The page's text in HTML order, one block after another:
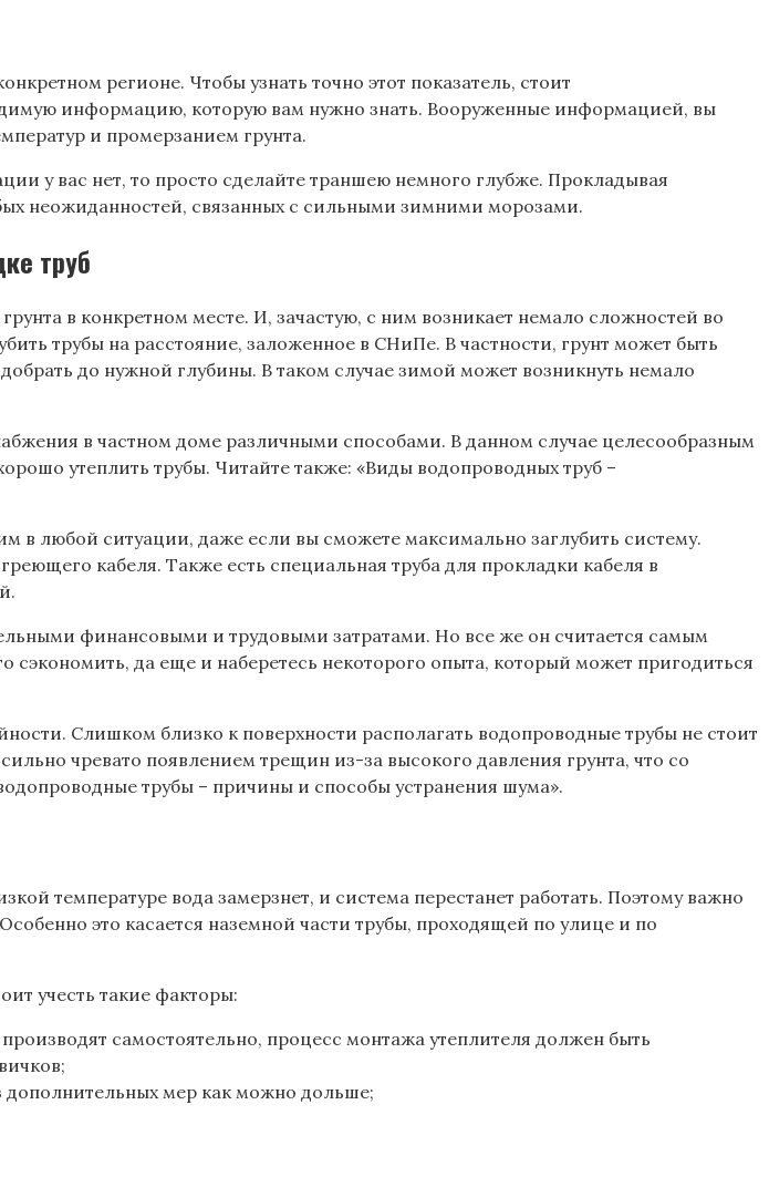
регионе. Чтобы узнать точно этот показатель, стоит
информацию, которую вам нужно знать. Вооруженные информацией, вы
и промерзанием грунта.
у вас нет, то просто сделайте траншею немного глубже. Прокладывая
неожиданностей, связанных с сильными зимними морозами.
труб
в конкретном месте. И, зачастую, с ним возникает немало сложностей во
трубы на расстояние, заложенное в СНиПе. В частности, грунт может быть
до нужной глубины. В таком случае зимой может возникнуть немало
в частном доме различными способами. В данном случае целесообразным
утеплить трубы. Читайте также: «Виды водопроводных труб –
в любой ситуации, даже если вы сможете максимально заглубить систему.
кабеля. Также есть специальная труба для прокладки кабеля в
финансовыми и трудовыми затратами. Но все же он считается самым
да еще и наберетесь некоторого опыта, который может пригодиться
Слишком близко к поверхности располагать водопроводные трубы не стоит
чревато появлением трещин из-за высокого давления грунта, что со
трубы – причины и способы устранения шума».
температуре вода замерзнет, и система перестанет работать. Поэтому важно
это касается наземной части трубы, проходящей по улице и по
учесть такие факторы:
самостоятельно, процесс монтажа утеплителя должен быть
мер как можно дольше;